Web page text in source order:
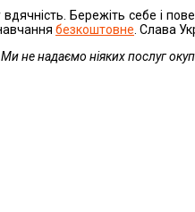
Бережіть себе і
безкоштовне . Слава
не надаємо ніяких послуг